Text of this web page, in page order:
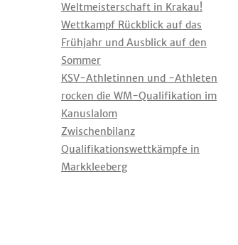
Weltmeisterschaft in Krakau!
Wettkampf Rückblick auf das
Frühjahr und Ausblick auf den
Sommer
KSV-Athletinnen und -Athleten
rocken die WM-Qualifikation im
Kanuslalom
Zwischenbilanz
Qualifikationswettkämpfe in
Markkleeberg